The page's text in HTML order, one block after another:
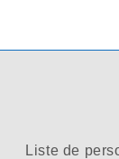
Liste de